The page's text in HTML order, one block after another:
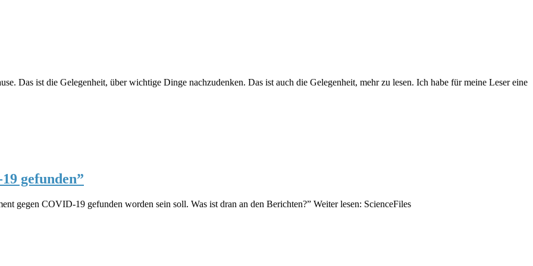
Das ist die Gelegenheit, über wichtige Dinge nachzudenken. Das ist auch die Gelegenheit, mehr zu lesen. Ich habe für meine Leser eine
gefunden”
gegen COVID-19 gefunden worden sein soll. Was ist dran an den Berichten?” Weiter lesen: ScienceFiles